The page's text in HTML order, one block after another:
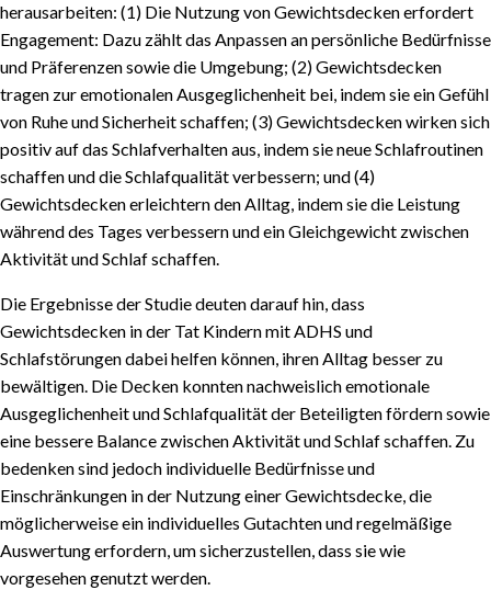
herausarbeiten: (1) Die Nutzung von Gewichtsdecken erfordert
Engagement: Dazu zählt das Anpassen an persönliche Bedürfnisse
und Präferenzen sowie die Umgebung; (2) Gewichtsdecken
tragen zur emotionalen Ausgeglichenheit bei, indem sie ein Gefühl
von Ruhe und Sicherheit schaffen; (3) Gewichtsdecken wirken sich
positiv auf das Schlafverhalten aus, indem sie neue Schlafroutinen
schaffen und die Schlafqualität verbessern; und (4)
Gewichtsdecken erleichtern den Alltag, indem sie die Leistung
während des Tages verbessern und ein Gleichgewicht zwischen
Aktivität und Schlaf schaffen.
Die Ergebnisse der Studie deuten darauf hin, dass
Gewichtsdecken in der Tat Kindern mit ADHS und
Schlafstörungen dabei helfen können, ihren Alltag besser zu
bewältigen. Die Decken konnten nachweislich emotionale
Ausgeglichenheit und Schlafqualität der Beteiligten fördern sowie
eine bessere Balance zwischen Aktivität und Schlaf schaffen. Zu
bedenken sind jedoch individuelle Bedürfnisse und
Einschränkungen in der Nutzung einer Gewichtsdecke, die
möglicherweise ein individuelles Gutachten und regelmäßige
Auswertung erfordern, um sicherzustellen, dass sie wie
vorgesehen genutzt werden.